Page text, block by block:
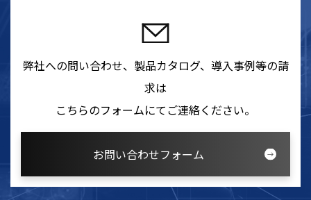
弊社への問い合わせ、製品カタログ、導入事例等の請
求は
こちらのフォームにてご連絡ください。
お問い合わせフォーム